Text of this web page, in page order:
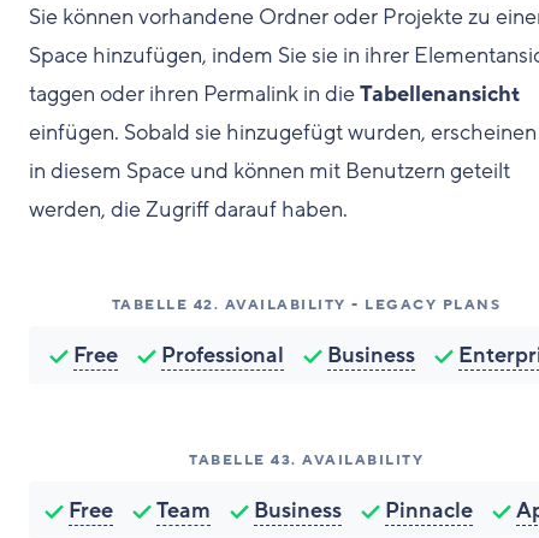
Sie können vorhandene Ordner oder Projekte zu
Space hinzufügen, indem Sie sie in ihrer
taggen oder ihren Permalink in dieTabellenansicht
einfügen. Sobald sie hinzugefügt wurden,
in diesem Space und können mit Benutzern geteilt
werden, die Zugriff darauf haben.
TABELLE 42. AVAILABILITY - LEGACY PLANS
Free Professional Business
TABELLE 43. AVAILABILITY
Free Team Business Pinnacle